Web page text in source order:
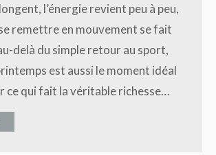
l’énergie revient peu à peu,
remettre en mouvement se fait
delà du simple retour au sport,
est aussi le moment idéal
ce qui fait la véritable richesse…